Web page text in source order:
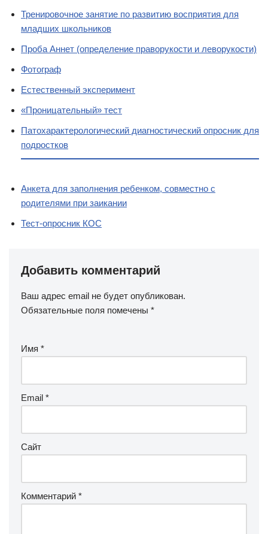
Тренировочное занятие по развитию восприятия для
младших школьников
Проба Аннет (определение праворукости и леворукости)
Фотограф
Естественный эксперимент
«Проницательный» тест
Патохарактерологический диагностический опросник для
подростков
Анкета для заполнения ребенком, совместно с
родителями при заикании
Тест-опросник КОС
Добавить комментарий
Ваш адрес email не будет опубликован.
Обязательные поля помечены *
Имя *
Email *
Сайт
Комментарий *